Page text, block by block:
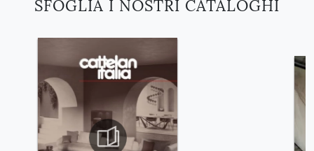
SFOGLIA I NOSTRI CATALOGHI